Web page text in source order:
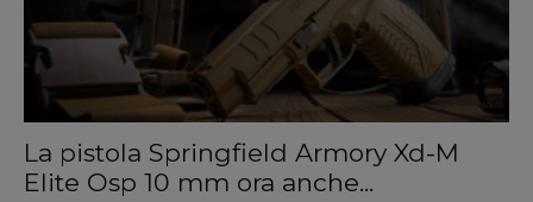
La pistola Springfield Armory Xd-M
Elite Osp 10 mm ora anche...